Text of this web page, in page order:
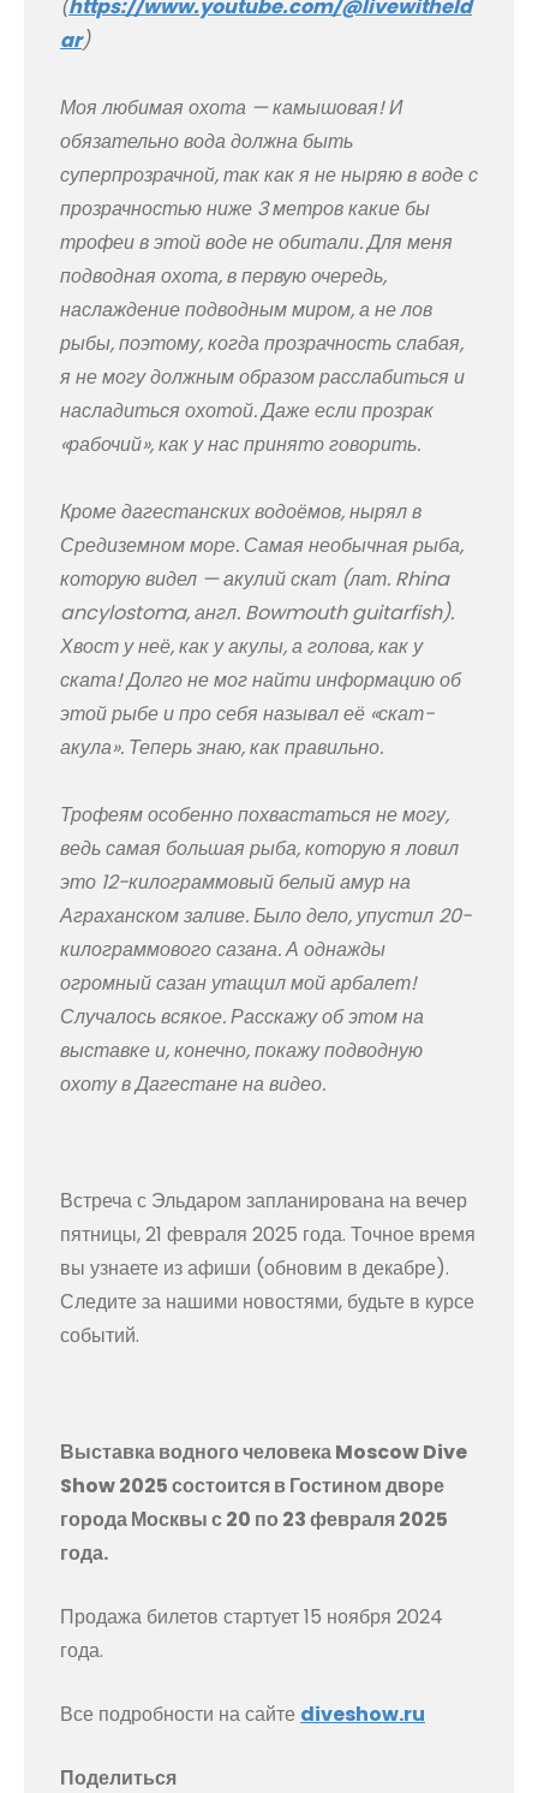
(https://www.youtube.com/@livewitheld
ar)
Моя любимая охота — камышовая! И
обязательно вода должна быть
суперпрозрачной, так как я не ныряю в воде с
прозрачностью ниже 3 метров какие бы
трофеи в этой воде не обитали. Для меня
подводная охота, в первую очередь,
наслаждение подводным миром, а не лов
рыбы, поэтому, когда прозрачность слабая,
я не могу должным образом расслабиться и
насладиться охотой. Даже если прозрак
«рабочий», как у нас принято говорить.
Кроме дагестанских водоёмов, нырял в
Средиземном море. Самая необычная рыба,
которую видел — акулий скат (лат. Rhina
ancylostoma, англ. Bowmouth guitarfish).
Хвост у неё, как у акулы, а голова, как у
ската! Долго не мог найти информацию об
этой рыбе и про себя называл её «скат-
акула». Теперь знаю, как правильно.
Трофеям особенно похвастаться не могу,
ведь самая большая рыба, которую я ловил
это 12-килограммовый белый амур на
Аграханском заливе. Было дело, упустил 20-
килограммового сазана. А однажды
огромный сазан утащил мой арбалет!
Случалось всякое. Расскажу об этом на
выставке и, конечно, покажу подводную
охоту в Дагестане на видео.
Встреча с Эльдаром запланирована на вечер
пятницы, 21 февраля 2025 года. Точное время
вы узнаете из афиши (обновим в декабре).
Следите за нашими новостями, будьте в курсе
событий.
Выставка водного человека Moscow Dive
Show 2025 состоится в Гостином дворе
города Москвы с 20 по 23 февраля 2025
года.
Продажа билетов стартует 15 ноября 2024
года.
Все подробности на сайте diveshow.ru
Поделиться